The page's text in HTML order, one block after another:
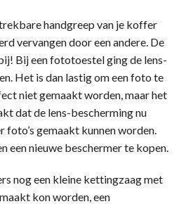
handgreep van je koffer
vervangen door een andere. De
Bij een fototoestel ging de lens-
Het is dan lastig om een foto te
niet gemaakt worden, maar het
dat de lens-bescherming nu
gemaakt kunnen worden.
een nieuwe beschermer te kopen.
nog een kleine kettingzaag met
kon worden, een